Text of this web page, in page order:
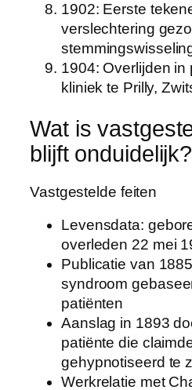
1902: Eerste
verslechtering
1904: Overlijden in
kliniek te Prilly,
Wat is
blijft onduidelijk?
Vastgestelde feiten
Levensdata:
overleden 22 mei
Publicatie van
syndroom
patiënten
Aanslag in 1893
patiënte die
gehypnotiseerd te
Werkrelatie met